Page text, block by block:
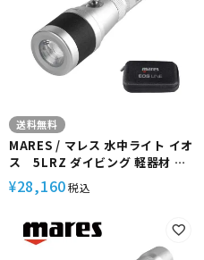
送料無料
MARES / マレス 水中ライト イオ
ス 5LRZ ダイビング 軽器材 ス
キューバ スキューバダイビング
¥28,160税込